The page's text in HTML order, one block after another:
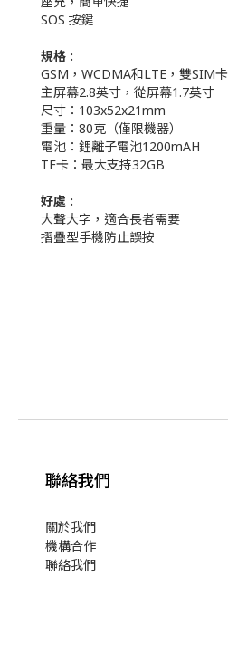
SOS 按鍵
規格 :
GSM，WCDMA和LTE，雙SIM卡
主屏幕2.8英寸，從屏幕1.7英寸
尺寸：103x52x21mm
重量：80克（僅限機器）
電池：鋰離子電池1200mAH
TF卡：最大支持32GB
好處 :
大聲大字，適合長者需要
摺疊型手機防止誤按
聯絡我們
關於我們
機構合作
聯絡我們